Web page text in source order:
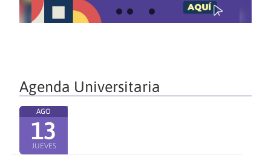
Agenda Universitaria
AGO
13
JUEVES